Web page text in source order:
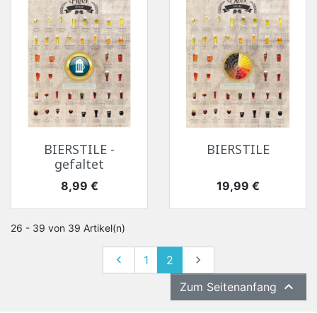
BIERSTILE -
gefaltet
Preis
8,99 €
BIERSTILE
Preis
19,99 €
26 - 39 von 39 Artikel(n)
Zurück
 1 2 Weiter

Zum Seitenanfang 